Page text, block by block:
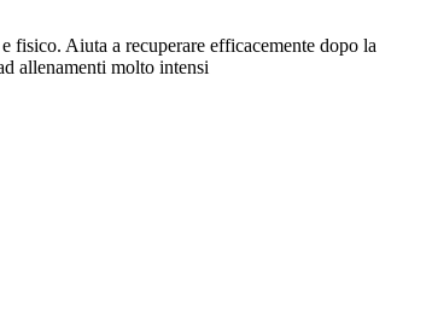
Aiuta a recuperare efficacemente dopo la
allenamenti molto intensi